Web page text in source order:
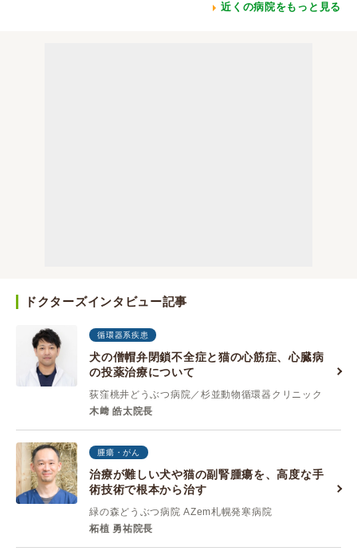
近くの病院をもっと見る
ドクターズインタビュー記事
循環器系疾患
犬の僧帽弁閉鎖不全症と猫の心筋症、心臓病
の投薬治療について
荻窪桃井どうぶつ病院／杉並動物循環器クリニック
木﨑 皓太院長
腫瘍・がん
治療が難しい犬や猫の副腎腫瘍を、高度な手
術技術で根本から治す
緑の森どうぶつ病院 AZem札幌発寒病院
柘植 勇祐院長